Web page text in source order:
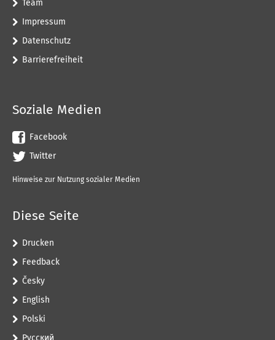
Team
Impressum
Datenschutz
Barrierefreiheit
Soziale Medien
Facebook
Twitter
Hinweise zur Nutzung sozialer Medien
Diese Seite
Drucken
Feedback
Česky
English
Polski
Pусский